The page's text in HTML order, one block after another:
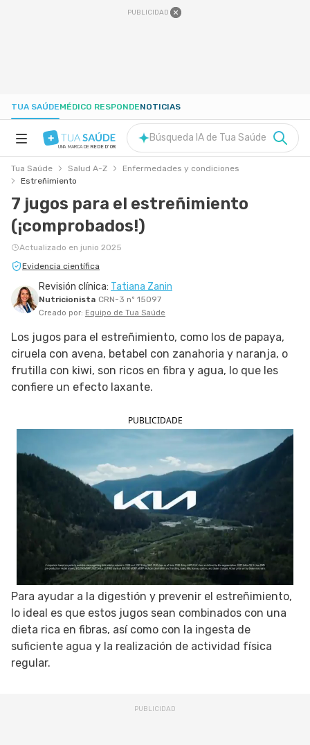
PUBLICIDAD
TUA SAÚDEMÉDICO RESPONDENOTICIAS
SALUD A-Z
NUTRICIÓN
EMBARAZO
BIENESTAR
SIGUE TUA SAÚDE EN LAS REDES SOCIALES
UNA MARCA DE REDE D'OR
Búsqueda IA de Tua Saúde
Tua Saúde Salud A-Z
Enfermedades y condiciones
Estreñimiento
7 jugos para el estreñimiento
(¡comprobados!)
Actualizado en junio 2025
Evidencia científica
Revisión clínica: Tatiana Zanin
Nutricionista CRN-3 nº 15097
Creado por: Equipo de Tua Saúde
Los jugos para el estreñimiento, como los de papaya,
ciruela con avena, betabel con zanahoria y naranja, o
frutilla con kiwi, son ricos en fibra y agua, lo que les
confiere un efecto laxante.
PUBLICIDADE
Para ayudar a la digestión y prevenir el estreñimiento,
lo ideal es que estos jugos sean combinados con una
dieta rica en fibras, así como con la ingesta de
suficiente agua y la realización de actividad física
regular.